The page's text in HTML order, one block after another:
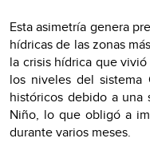
Esta asimetría genera
hídricas de las zonas
la crisis hídrica que
los niveles del sistema
históricos debido a una
Niño, lo que obligó a
durante varios meses.